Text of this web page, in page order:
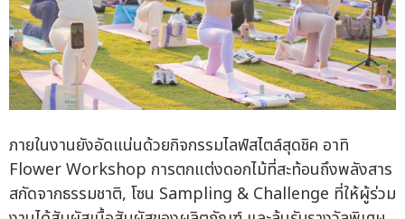
ภายในงานยังอัดแน่นด้วยกิจกรรมไลฟ์สไตล์สุดชิค อาทิ
Flower Workshop การตกแต่งดอกไม้ที่สะท้อนถึงพลังสาร
สกัดจากธรรมชาติ, โซน Sampling & Challenge ที่ให้ผู้ร่วม